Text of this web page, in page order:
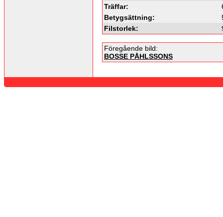
Träffar:
Betygsättning:
Filstorlek:
Föregående bild:
BOSSE PÅHLSSONS